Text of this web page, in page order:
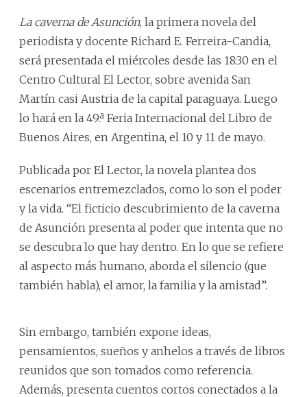
La caverna de Asunción, la primera novela del
periodista y docente Richard E. Ferreira-Candia,
será presentada el miércoles desde las 18:30 en el
Centro Cultural El Lector, sobre avenida San
Martín casi Austria de la capital paraguaya. Luego
lo hará en la 49.ª Feria Internacional del Libro de
Buenos Aires, en Argentina, el 10 y 11 de mayo.
Publicada por El Lector, la novela plantea dos
escenarios entremezclados, como lo son el poder
y la vida. “El ficticio descubrimiento de la caverna
de Asunción presenta al poder que intenta que no
se descubra lo que hay dentro. En lo que se refiere
al aspecto más humano, aborda el silencio (que
también habla), el amor, la familia y la amistad”.
Sin embargo, también expone ideas,
pensamientos, sueños y anhelos a través de libros
reunidos que son tomados como referencia.
Además, presenta cuentos cortos conectados a la